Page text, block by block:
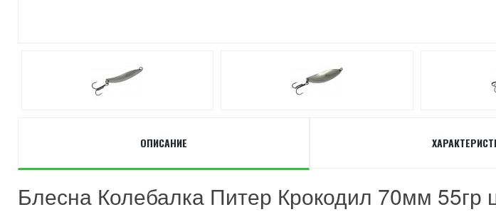
ОПИСАНИЕ
Блесна Колебалка Питер Крокодил 70мм 55гр